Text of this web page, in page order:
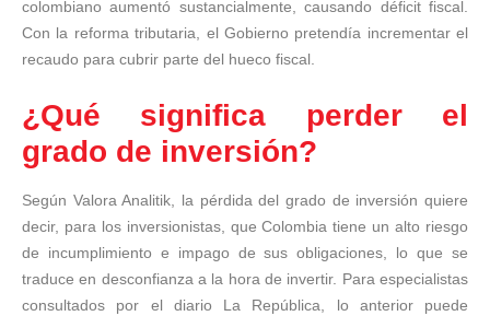
colombiano aumentó sustancialmente, causando déficit fiscal.
Con la reforma tributaria, el Gobierno pretendía incrementar el
recaudo para cubrir parte del hueco fiscal.
¿Qué significa perder el
grado de inversión?
Según Valora Analitik, la pérdida del grado de inversión quiere
decir, para los inversionistas, que Colombia tiene un alto riesgo
de incumplimiento e impago de sus obligaciones, lo que se
traduce en desconfianza a la hora de invertir. Para especialistas
consultados por el diario La República, lo anterior puede